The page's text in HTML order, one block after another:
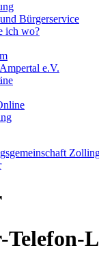
Bürgerservice
ich wo?
e.V.